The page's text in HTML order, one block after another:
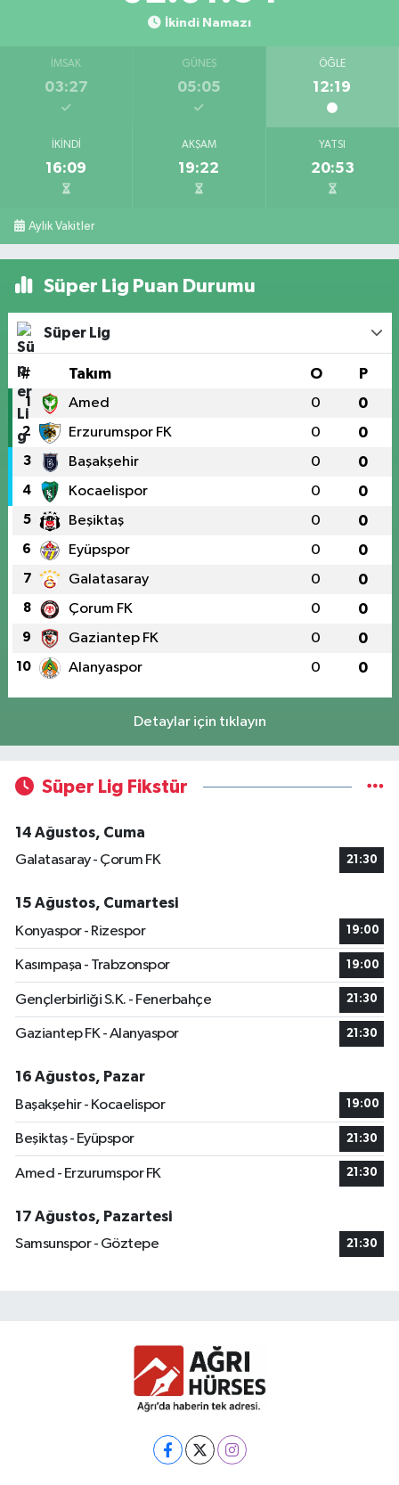
İkindi Namazı
İMSAK
03:27
GÜNEŞ
05:05
ÖĞLE
12:19
İKINDI
16:09
AKŞAM
19:22
YATSI
20:53
Aylık Vakitler
Süper Lig Puan Durumu
Süper Lig
# Takım O P
1 Amed 0 0
2 Erzurumspor FK 0 0
3 Başakşehir 0 0
4 Kocaelispor 0 0
5 Beşiktaş 0 0
6 Eyüpspor 0 0
7 Galatasaray 0 0
8 Çorum FK 0 0
9 Gaziantep FK 0 0
10 Alanyaspor 0 0
Detaylar için tıklayın
Süper Lig Fikstür
14 Ağustos, Cuma
Galatasaray - Çorum FK
21:30
15 Ağustos, Cumartesi
Konyaspor - Rizespor
19:00
Kasımpaşa - Trabzonspor 19:00
Gençlerbirliği S.K. - Fenerbahçe 21:30
Gaziantep FK - Alanyaspor 21:30
16 Ağustos, Pazar
Başakşehir - Kocaelispor
19:00
Beşiktaş - Eyüpspor 21:30
Amed - Erzurumspor FK 21:30
17 Ağustos, Pazartesi
Samsunspor - Göztepe
21:30